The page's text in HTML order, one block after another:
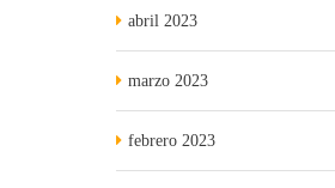
abril 2023
marzo 2023
febrero 2023